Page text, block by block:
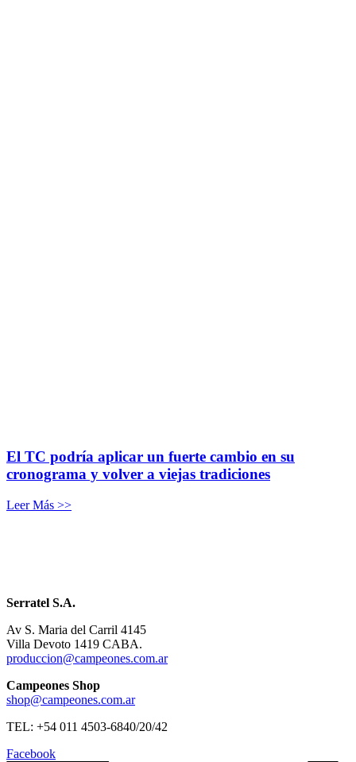
El TC podría aplicar un fuerte cambio en su
cronograma y volver a viejas tradiciones
Leer Más >>
Serratel S.A.
Av S. Maria del Carril 4145
Villa Devoto 1419 CABA.
produccion@campeones.com.ar
Campeones Shop
shop@campeones.com.ar
TEL: +54 011 4503-6840/20/42
Facebook